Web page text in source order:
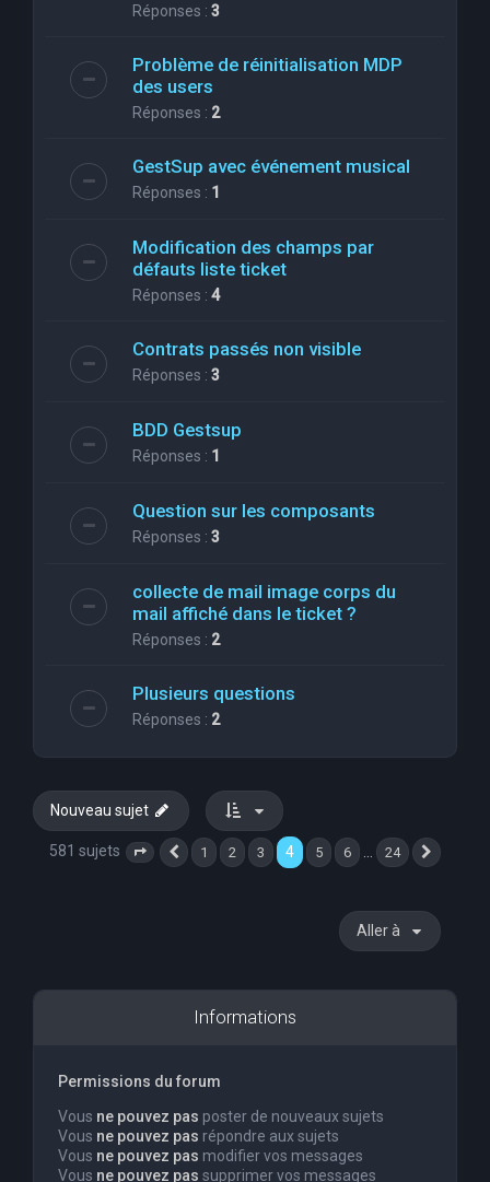
Réponses : 3
Problème de réinitialisation MDP
des users
Réponses : 2
GestSup avec événement musical
Réponses : 1
Modification des champs par
défauts liste ticket
Réponses : 4
Contrats passés non visible
Réponses : 3
BDD Gestsup
Réponses : 1
Question sur les composants
Réponses : 3
collecte de mail image corps du
mail affiché dans le ticket ?
Réponses : 2
Plusieurs questions
Réponses : 2
Nouveau sujet
581 sujets Page 4 sur 24
Précédente
1 2 3 4 5 6 … 24
Aller à
Informations
Permissions du forum
Vous ne pouvez pas poster de nouveaux sujets
Vous ne pouvez pas répondre aux sujets
Vous ne pouvez pas modifier vos messages
Vous ne pouvez pas supprimer vos messages